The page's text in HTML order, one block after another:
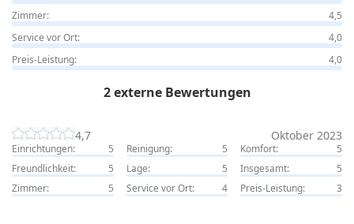
Zimmer:
4,5
Service vor Ort:
4,0
Preis-Leistung:
4,0
2 externe Bewertungen
4,7 Oktober 2023
Einrichtungen: 5 Reinigung: 5 Komfort:
5
Freundlichkeit:
5 Lage: 5 Insgesamt:
5
Zimmer:
5 Service vor Ort: 4 Preis-Leistung: 3